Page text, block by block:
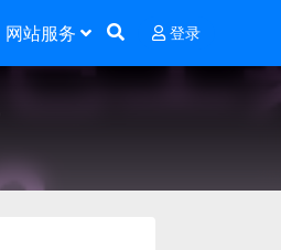
网站服务 登录